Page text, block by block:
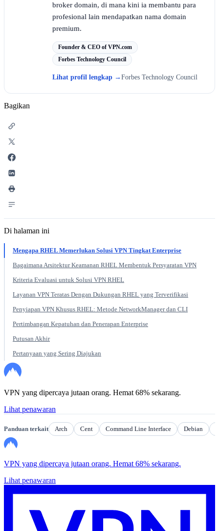
broker domain, di mana kini ia membantu para
profesional lain mendapatkan nama domain
premium.
Founder & CEO of VPN.com
Forbes Technology Council
Lihat profil lengkap → Forbes Technology Council
Bagikan
Di halaman ini
Mengapa RHEL Memerlukan Solusi VPN Tingkat Enterprise
Bagaimana Arsitektur Keamanan RHEL Membentuk Persyaratan VPN
Kriteria Evaluasi untuk Solusi VPN RHEL
Layanan VPN Teratas Dengan Dukungan RHEL yang Terverifikasi
Penyiapan VPN Khusus RHEL: Metode NetworkManager dan CLI
Pertimbangan Kepatuhan dan Penerapan Enterprise
Putusan Akhir
Pertanyaan yang Sering Diajukan
VPN yang dipercaya jutaan orang. Hemat 68% sekarang.
Lihat penawaran
Panduan terkait Arch Cent Command Line Interface Debian
VPN yang dipercaya jutaan orang. Hemat 68% sekarang.
Lihat penawaran